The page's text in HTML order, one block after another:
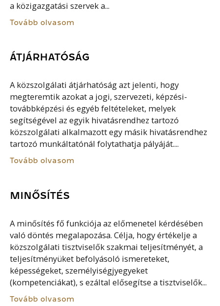
a közigazgatási szervek a...
Tovább olvasom
ÁTJÁRHATÓSÁG
A közszolgálati átjárhatóság azt jelenti, hogy
megteremtik azokat a jogi, szervezeti, képzési-
továbbképzési és egyéb feltételeket, melyek
segítségével az egyik hivatásrendhez tartozó
közszolgálati alkalmazott egy másik hivatásrendhez
tartozó munkáltatónál folytathatja pályáját....
Tovább olvasom
MINŐSÍTÉS
A minősítés fő funkciója az előmenetel kérdésében
való döntés megalapozása. Célja, hogy értékelje a
közszolgálati tisztviselők szakmai teljesítményét, a
teljesítményüket befolyásoló ismereteket,
képességeket, személyiségjyegyeket
(kompetenciákat), s ezáltal elősegítse a tisztviselők...
Tovább olvasom